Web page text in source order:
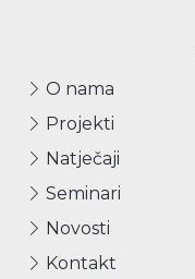
O nama
Projekti
Natječaji
Seminari
Novosti
Kontakt